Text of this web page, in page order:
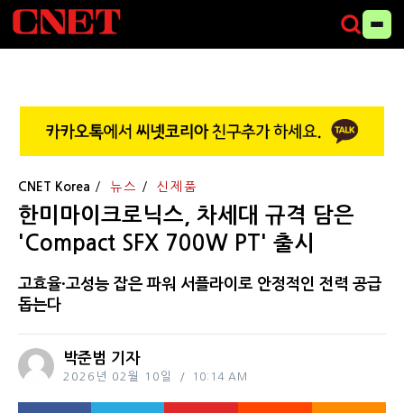
CNET Korea 뉴스 신제품
한미마이크로닉스, 차세대 규격 담은
'Compact SFX 700W PT' 출시
고효율·고성능 잡은 파워 서플라이로 안정적인 전력 공급
돕는다
박준범 기자
2026년 02월 10일 10:14 AM